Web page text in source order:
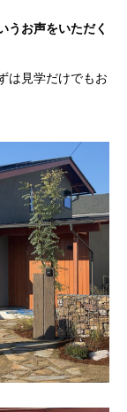
うお声をいただく
は見学だけでもお